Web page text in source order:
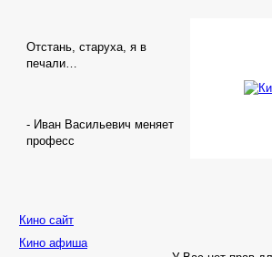
Отстань, старуха, я в
печали…
- Иван Васильевич меняет
професс
Кино сайт
Кино афиша